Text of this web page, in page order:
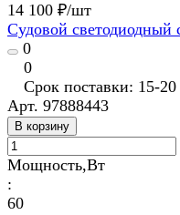
14 100 ₽/шт
Судовой светодиодный
0
0
Срок поставки: 15-20
Арт. 97888443
В корзину
Мощность,Вт
:
60